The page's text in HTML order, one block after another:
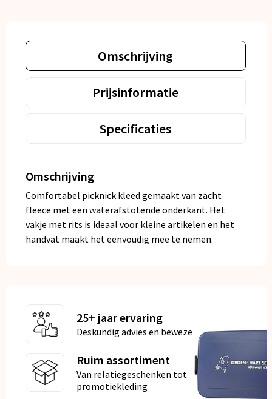
Omschrijving
Prijsinformatie
Specificaties
Omschrijving
Comfortabel picknick kleed gemaakt van zacht
fleece met een waterafstotende onderkant. Het
vakje met rits is ideaal voor kleine artikelen en het
handvat maakt het eenvoudig mee te nemen.
25+ jaar ervaring
Deskundig advies en bewezen kwaliteit
Ruim assortiment
Van relatiegeschenken tot
promotiekleding